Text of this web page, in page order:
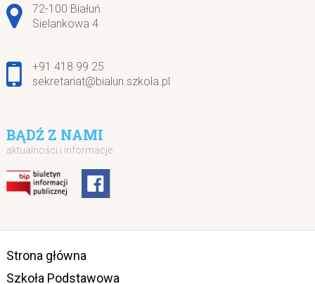
Adres pocztowy:
72-100 Białuń
Sielankowa 4
+91 418 99 25
sekretariat@bialun.szkola.pl
BĄDŹ Z NAMI
aktualności i informacje
Strona główna
Szkoła Podstawowa